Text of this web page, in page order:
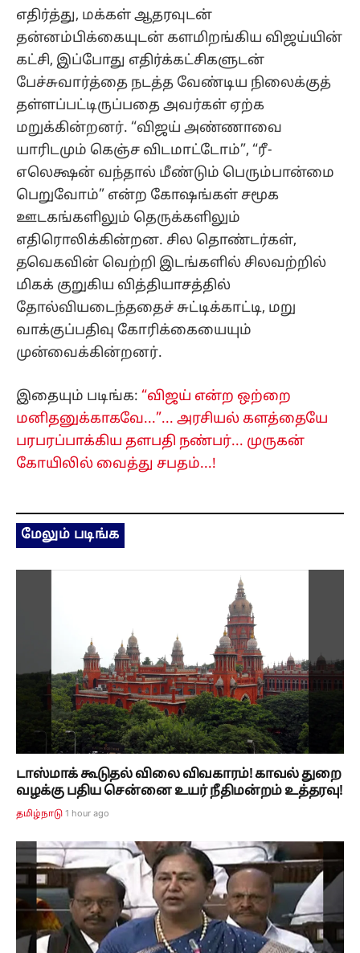
எதிர்த்து, மக்கள் ஆதரவுடன்
தன்னம்பிக்கையுடன் களமிறங்கிய விஜய்யின்
கட்சி, இப்போது எதிர்க்கட்சிகளுடன்
பேச்சுவார்த்தை நடத்த வேண்டிய நிலைக்குத்
தள்ளப்பட்டிருப்பதை அவர்கள் ஏற்க
மறுக்கின்றனர். “விஜய் அண்ணாவை
யாரிடமும் கெஞ்ச விடமாட்டோம்”, “ரீ-
எலெக்ஷன் வந்தால் மீண்டும் பெரும்பான்மை
பெறுவோம்” என்ற கோஷங்கள் சமூக
ஊடகங்களிலும் தெருக்களிலும்
எதிரொலிக்கின்றன. சில தொண்டர்கள்,
தவெகவின் வெற்றி இடங்களில் சிலவற்றில்
மிகக் குறுகிய வித்தியாசத்தில்
தோல்வியடைந்ததைச் சுட்டிக்காட்டி, மறு
வாக்குப்பதிவு கோரிக்கையையும்
முன்வைக்கின்றனர்.
இதையும் படிங்க: “விஜய் என்ற ஒற்றை
மனிதனுக்காகவே...”... அரசியல் களத்தையே
பரபரப்பாக்கிய தளபதி நண்பர்... முருகன்
கோயிலில் வைத்து சபதம்...!
மேலும் படிங்க
டாஸ்மாக் கூடுதல் விலை விவகாரம்! காவல் துறை
வழக்கு பதிய சென்னை உயர் நீதிமன்றம் உத்தரவு!
தமிழ்நாடு 1 hour ago